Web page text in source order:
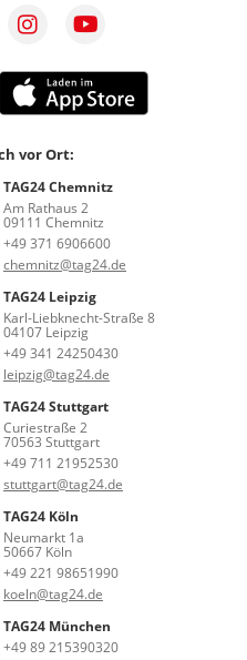
vor Ort:
TAG24 Chemnitz
Am Rathaus 2
09111 Chemnitz
+49 371 6906600
chemnitz@tag24.de
TAG24 Leipzig
Karl-Liebknecht-Straße 8
04107 Leipzig
+49 341 24250430
leipzig@tag24.de
TAG24 Stuttgart
Curiestraße 2
70563 Stuttgart
+49 711 21952530
stuttgart@tag24.de
TAG24 Köln
Neumarkt 1a
50667 Köln
+49 221 98651990
koeln@tag24.de
TAG24 München
+49 89 215390320